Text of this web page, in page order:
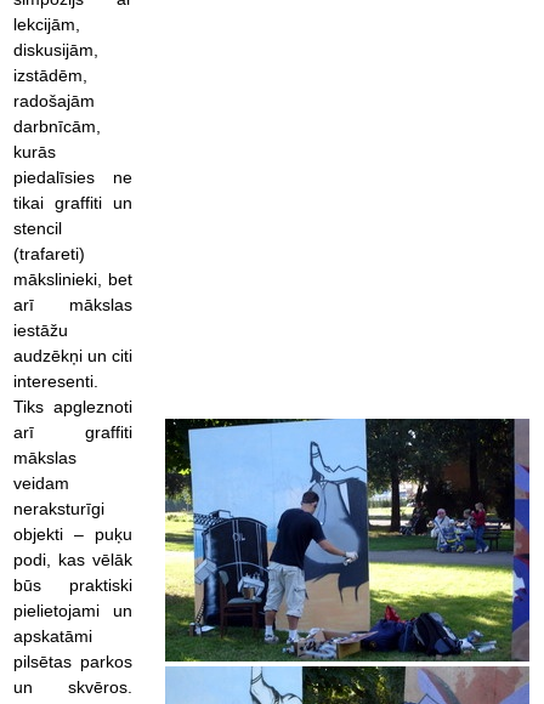
lekcijām,
diskusijām,
izstādēm,
radošajām
darbnīcām,
kurās
piedalīsies ne
tikai graffiti un
stencil
(trafareti)
mākslinieki, bet
arī mākslas
iestāžu
audzēkņi un citi
interesenti.
Tiks apgleznoti
arī graffiti
mākslas
veidam
neraksturīgi
objekti – puķu
podi, kas vēlāk
būs praktiski
pielietojami un
apskatāmi
pilsētas parkos
un skvēros.